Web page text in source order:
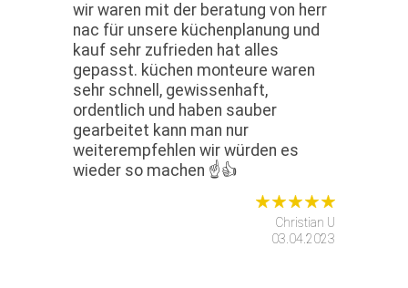
wir waren mit der beratung von herr
nac für unsere küchenplanung und
kauf sehr zufrieden hat alles
gepasst. küchen monteure waren
sehr schnell, gewissenhaft,
ordentlich und haben sauber
gearbeitet kann man nur
weiterempfehlen wir würden es
wieder so machen ☝️👍
Christian U
03.04.2023